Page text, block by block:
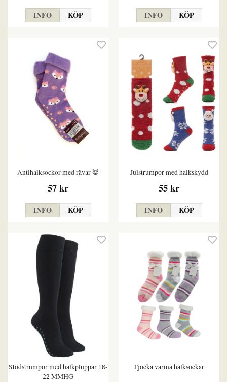
INFO KÖP INFO KÖP
Antihalksockor med rävar 🦊
57 kr
INFO KÖP
Julstrumpor med halkskydd
55 kr
INFO KÖP
Stödstrumpor med halkpluppar 18-
22 MMHG
Tjocka varma halksockar